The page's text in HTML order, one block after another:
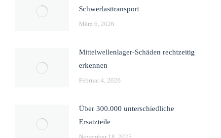
Schwerlasttransport
März 6, 2026
Mittelwellenlager-Schäden rechtzeitig
erkennen
Februar 4, 2026
Über 300.000 unterschiedliche
Ersatzteile